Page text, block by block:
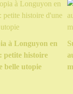
à Longuyon en
petite histoire
belle utopie